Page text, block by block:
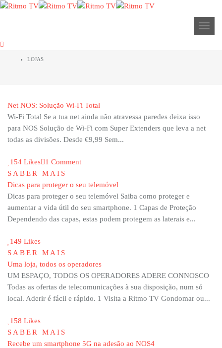
LOJAS
Net NOS: Solução Wi-Fi Total
Wi-Fi Total Se a tua net ainda não atravessa paredes​ deixa isso
para NOS Solução de Wi-Fi com Super Extenders que leva a net
todas as divisões. Desde €9,99 Sem...
154 Likes
1 Comment
SABER MAIS
Dicas para proteger o seu telemóvel
Dicas para proteger o seu telemóvel Saiba como proteger e
aumentar a vida útil do seu smartphone. 1 Capas de Proteção
Dependendo das capas, estas podem protegem as laterais e...
149 Likes
SABER MAIS
Uma loja, todos os operadores
UM ESPAÇO, TODOS OS OPERADORES ADERE CONNOSCO
Todas as ofertas de telecomunicações à sua disposição, num só
local. Aderir é fácil e rápido. 1 Visita a Ritmo TV Gondomar ou...
158 Likes
SABER MAIS
Recebe um smartphone 5G na adesão ao NOS4